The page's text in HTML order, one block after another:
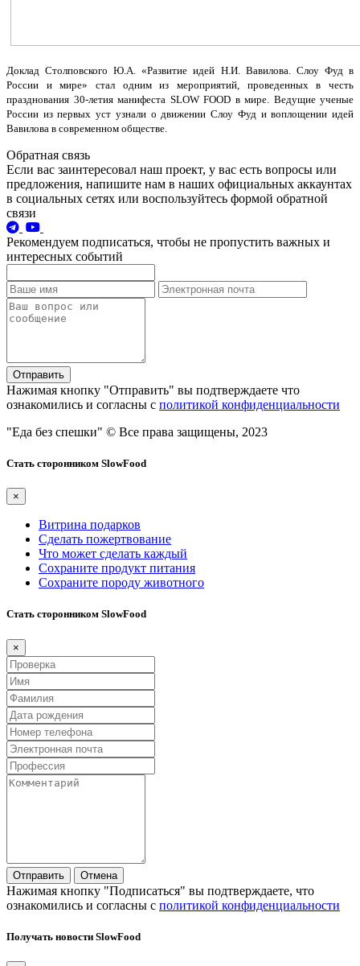
Доклад Столповского Ю.А. «Развитие идей Н.И. Вавилова. Слоу Фуд в
России и мире» стал одним из мероприятий, проведенных в честь
празднования 30-летия манифеста SLOW FOOD в мире. Ведущие ученые
России из первых уст узнали о движении Слоу Фуд и воплощении идей
Вавилова в современном обществе.
Обратная связь
Если вас заинтересовал наш проект, у вас есть вопросы или
предложения, напишите нам в наших официальных аккаунтах
в социальных сетях или воспользуйтесь формой обратной
связи
Рекомендуем подписаться, чтобы не пропустить важных и
интересных событий
Отправить
Нажимая кнопку "Отправить" вы подтверждаете что
ознакомились и согласны с политикой конфиденциальности
"Еда без спешки" © Все права защищены, 2023
Стать сторонником SlowFood
×
Витрина подарков
Сделать пожертвование
Что может сделать каждый
Сохраните продукт питания
Сохраните породу животного
Стать сторонником SlowFood
×
Отправить Отмена
Нажимая кнопку "Подписаться" вы подтверждаете, что
ознакомились и согласны с политикой конфиденциальности
Получать новости SlowFood